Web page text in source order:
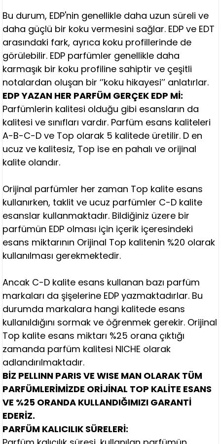
Bu durum, EDP'nin genellikle daha uzun süreli ve
daha güçlü bir koku vermesini sağlar. EDP ve EDT
arasındaki fark, ayrıca koku profillerinde de
görülebilir. EDP parfümler genellikle daha
karmaşık bir koku profiline sahiptir ve çeşitli
notalardan oluşan bir ‘’koku hikayesi’’ anlatırlar.
EDP YAZAN HER PARFÜM GERÇEK EDP Mİ:
Parfümlerin kalitesi olduğu gibi esansların da
kalitesi ve sınıfları vardır. Parfüm esans kaliteleri
A-B-C-D ve Top olarak 5 kalitede üretilir. D en
ucuz ve kalitesiz, Top ise en pahalı ve orijinal
kalite olandır.
Orijinal parfümler her zaman Top kalite esans
kullanırken, taklit ve ucuz parfümler C-D kalite
esanslar kullanmaktadır. Bildiğiniz üzere bir
parfümün EDP olması için içerik içeresindeki
esans miktarının Orijinal Top kalitenin %20 olarak
kullanılması gerekmektedir.
Ancak C-D kalite esans kullanan bazı parfüm
markaları da şişelerine EDP yazmaktadırlar. Bu
durumda markalara hangi kalitede esans
kullanıldığını sormak ve öğrenmek gerekir. Orijinal
Top kalite esans miktarı %25 orana çıktığı
zamanda parfüm kalitesi NICHE olarak
adlandırılmaktadır.
BİZ PELLINN PARIS VE WISE MAN OLARAK TÜM
PARFÜMLERİMİZDE ORİJİNAL TOP KALİTE ESANS
VE %25 ORANDA KULLANDIĞIMIZI GARANTİ
EDERİZ.
PARFÜM KALICILIK SÜRELERİ: